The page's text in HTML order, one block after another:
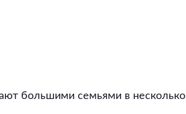
большими семьями в несколько